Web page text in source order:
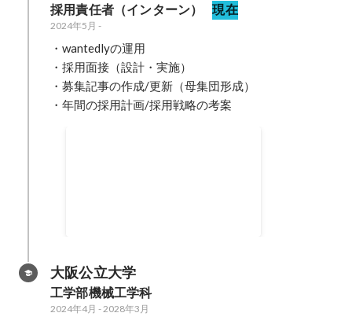
採用責任者（インターン） 現在
2024年5月 -
・wantedlyの運用
・採用面接（設計・実施）
・募集記事の作成/更新（母集団形成）
・年間の採用計画/採用戦略の考案
大阪公立大学
工学部機械工学科
2024年4月 -2028年3月